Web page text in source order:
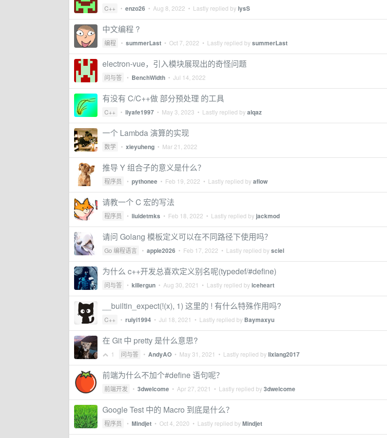
C++ • enzo26 • Aug 8, 2022 • Lastly replied bylysS
中文编程 ?
编程 • summerLast • Oct 7, 2022 • Lastly replied bysummerLast
electron-vue，引入模块展现出的奇怪问题
问与答 • BenchWidth • Jul 14, 2022
有没有 C/C++做 部分预处理 的工具
C++ • liyafe1997 • May 3, 2023 • Lastly replied byalqaz
一个 Lambda 演算的实现
数学 • xieyuheng • Mar 21, 2022
推导 Y 组合子的意义是什么？
程序员 • pythonee • Feb 19, 2022 • Lastly replied byaflow
请教一个 C 宏的写法
程序员 • liuidetmks • Feb 18, 2022 • Lastly replied by jackmod
请问 Golang 模板定义可以在不同路径下使用吗？
Go 编程语言 • apple2026 • Feb 17, 2022 • Lastly replied bysciel
为什么 c++开发总喜欢定义别名呢(typedef/#define)
问与答 • killergun • Aug 30, 2021 • Lastly replied byiceheart
__builtin_expect(!(x), 1) 这里的 ! 有什么特殊作用吗?
C++ • ruiyi1994 • Jul 18, 2021 • Lastly replied by Baymaxyu
在 Git 中 pretty 是什么意思?
1 问与答 • AndyAO • May 31, 2021 • Lastly replied bylixiang2017
前端为什么不加个#define 语句呢？
前端开发 • 3dwelcome • Apr 27, 2021 • Lastly replied by3dwelcome
Google Test 中的 Macro 到底是什么？
程序员 • Mindjet • Oct 4, 2020 • Lastly replied byMindjet